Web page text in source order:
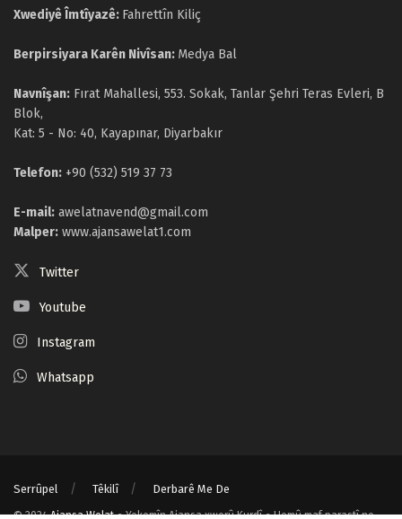
Xwediyê Îmtîyazê: Fahrettîn Kiliç
Berpirsiyara Karên Nivîsan: Medya Bal
Navnîşan: Fırat Mahallesi, 553. Sokak, Tanlar Şehri Teras Evleri, B
Blok,
Kat: 5 - No: 40, Kayapınar, Diyarbakır
Telefon: +90 (532) 519 37 73
E-mail: awelatnavend@gmail.com
Malper: www.ajansawelat1.com
Twitter
Youtube
Instagram
Whatsapp
Serrûpel Têkilî Derbarê Me De
© 2024Ajansa Welat● Yekemîn Ajansa xwerû Kurdî ● Hemû maf parastî ne